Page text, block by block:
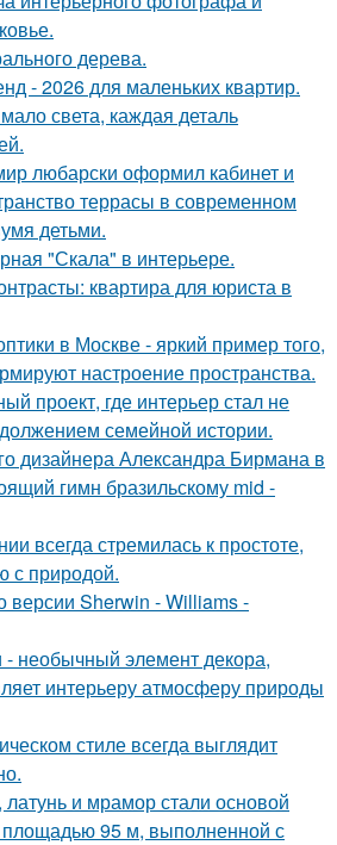
дерева.
- 2026 для маленьких квартир.
света, каждая деталь
любарски оформил кабинет и
террасы в современном
детьми.
"Скала" в интерьере.
квартира для юриста в
в Москве - яркий пример того,
настроение пространства.
проект, где интерьер стал не
семейной истории.
дизайнера Александра Бирмана в
гимн бразильскому mid -
всегда стремилась к простоте,
с природой.
версии Sherwin - Williams -
- необычный элемент декора,
интерьеру атмосферу природы
стиле всегда выглядит
и мрамор стали основой
площадью 95 м, выполненной с